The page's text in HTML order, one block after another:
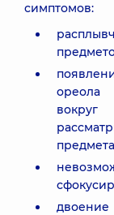
симптомов:
ореола
вокруг
двоение